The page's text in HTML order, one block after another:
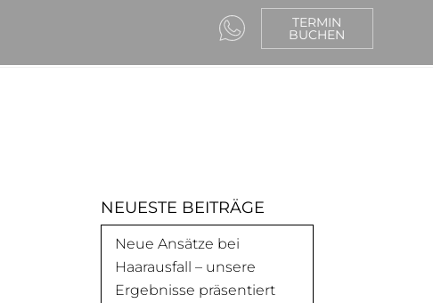
TERMIN
BUCHEN
NEUESTE BEITRÄGE
Neue Ansätze bei
Haarausfall – unsere
Ergebnisse präsentiert